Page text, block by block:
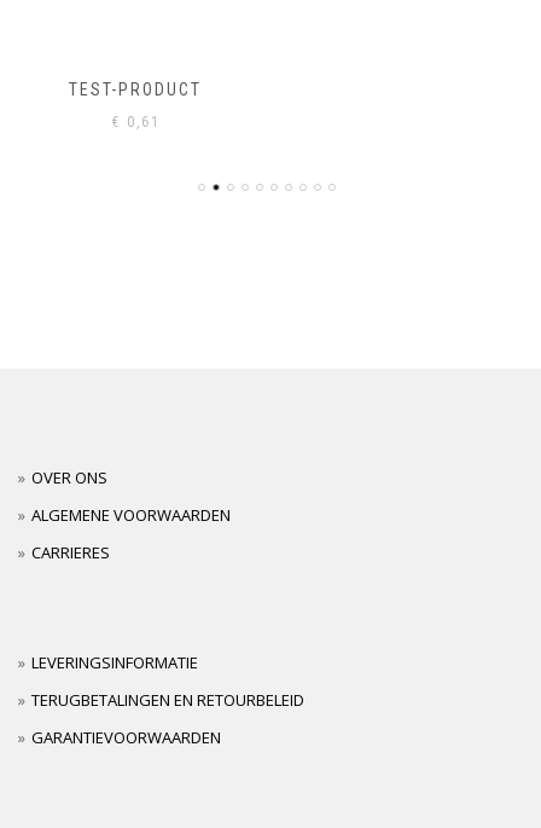
TEST-PRODUCT
€ 0,61
OVER ONS
ALGEMENE VOORWAARDEN
CARRIERES
LEVERINGSINFORMATIE
TERUGBETALINGEN EN RETOURBELEID
GARANTIEVOORWAARDEN